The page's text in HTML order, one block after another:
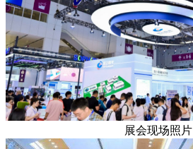
展会现场照片